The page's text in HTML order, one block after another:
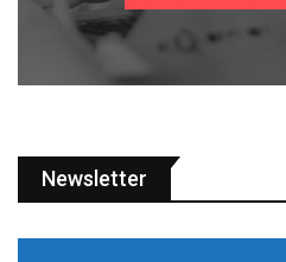
Newsletter